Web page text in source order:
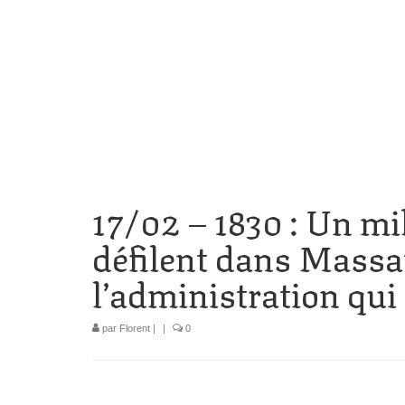
17/02 – 1830 : Un
défilent dans
l’administration
par Florent | | 0